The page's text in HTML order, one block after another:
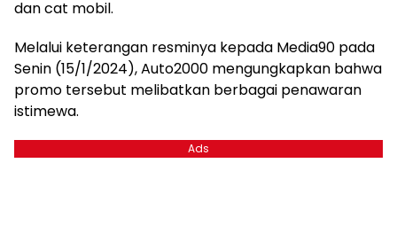
dan cat mobil.
Melalui keterangan resminya kepada Media90 pada
Senin (15/1/2024), Auto2000 mengungkapkan bahwa
promo tersebut melibatkan berbagai penawaran
istimewa.
Ads